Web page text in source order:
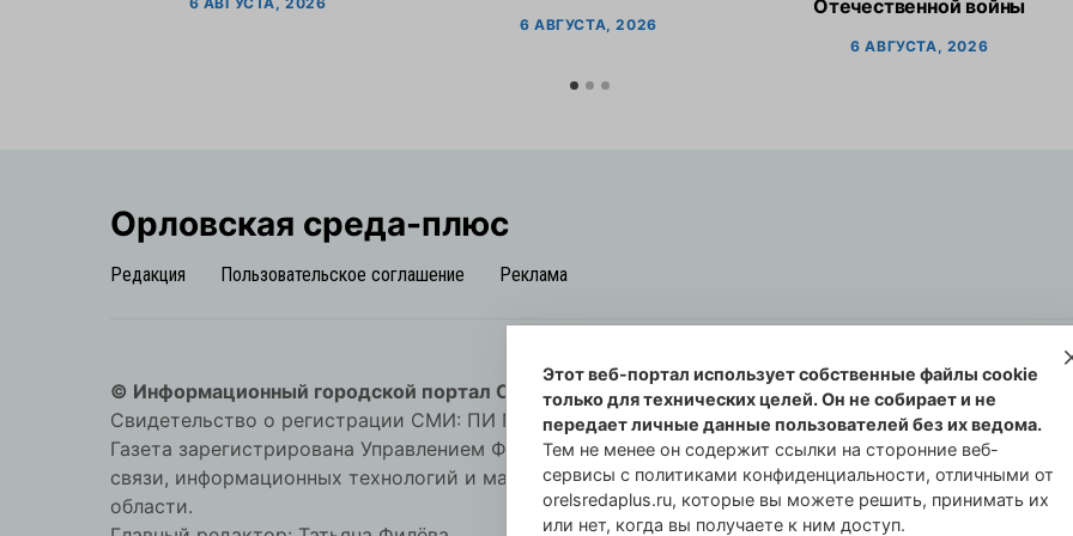
6 АВГУСТА, 2026
Отечественной войны
6 АВГУСТА, 2026
Орловская cреда-плюс
Редакция Пользовательское соглашение Реклама
© Информационный городской портал Орловская cреда-плюс, 2021-2026
Свидетельство о регистрации СМИ: ПИ №57-00254 от 29 октября 2013 г.
Газета зарегистрирована Управлением Федеральной службы по надзору в сфере
связи, информационных технологий и массовых коммуникаций по Орловской
области.
Этот веб-портал использует собственные файлы cookie
только для технических целей. Он не собирает и не
передает личные данные пользователей без их ведома.
Тем не менее он содержит ссылки на сторонние веб-
сервисы с политиками конфиденциальности, отличными от
orelsredaplus.ru, которые вы можете решить, принимать их
или нет, когда вы получаете к ним доступ.